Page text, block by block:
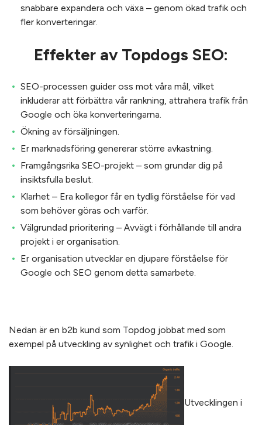
snabbare expandera och växa – genom ökad trafik och
fler konverteringar.
Effekter av Topdogs SEO:
SEO-processen guider oss mot våra mål, vilket
inkluderar att förbättra vår rankning, attrahera trafik från
Google och öka konverteringarna.
Ökning av försäljningen.
Er marknadsföring genererar större avkastning.
Framgångsrika SEO-projekt – som grundar dig på
insiktsfulla beslut.
Klarhet – Era kollegor får en tydlig förståelse för vad
som behöver göras och varför.
Välgrundad prioritering – Avvägt i förhållande till andra
projekt i er organisation.
Er organisation utvecklar en djupare förståelse för
Google och SEO genom detta samarbete.
Nedan är en b2b kund som Topdog jobbat med som
exempel på utveckling av synlighet och trafik i Google.
Utvecklingen i